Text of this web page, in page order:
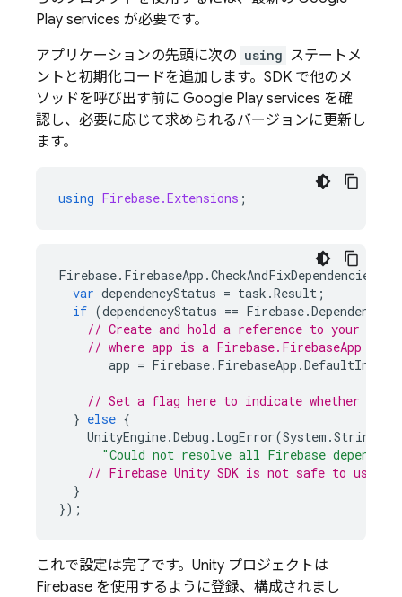
Play services が必要です。
アプリケーションの先頭に次の using ステートメ
ントと初期化コードを追加します。SDK で他のメ
ソッドを呼び出す前に Google Play services を確
認し、必要に応じて求められるバージョンに更新し
ます。
using Firebase.Extensions ;
Firebase. FirebaseApp .
var dependencyStatus = task .Result ;
if (dependencyStatus == Firebase.
// Create and hold a reference to your
// where app is a Firebase.FirebaseApp
app = Firebase. FirebaseApp .
// Set a flag here to indicate whether
} else {
UnityEngine.Debug . LogError(System .String
"Could not resolve all Firebase
// Firebase Unity SDK is not safe to use
}
});
これで設定は完了です。Unity プロジェクトは
Firebase を使用するように登録、構成されまし